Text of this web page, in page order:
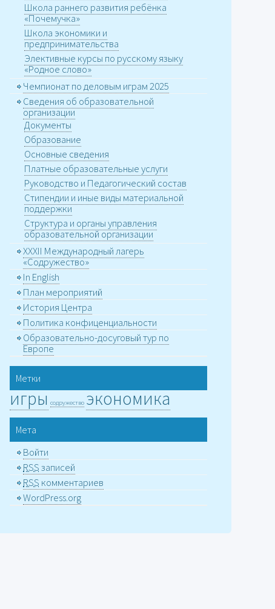
Школа раннего развития ребёнка
«Почемучка»
Школа экономики и
предпринимательства
Элективные курсы по русскому языку
«Родное слово»
Чемпионат по деловым играм 2025
Сведения об образовательной
организации
Документы
Образование
Основные сведения
Платные образовательные услуги
Руководство и Педагогический состав
Стипендии и иные виды материальной
поддержки
Структура и органы управления
образовательной организации
XXХII Международный лагерь
«Содружество»
In English
План мероприятий
История Центра
Политика конфиценциальности
Образовательно-досуговый тур по
Европе
Метки
игры содружество экономика
Мета
Войти
RSSзаписей
RSS комментариев
WordPress.org